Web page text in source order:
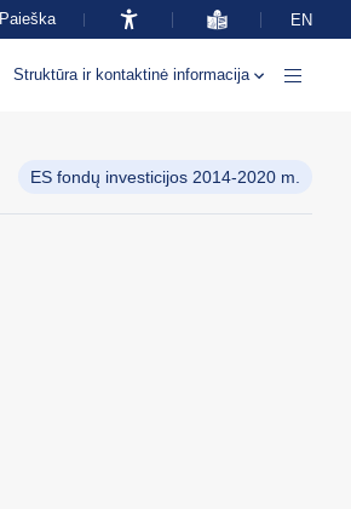
Paieška EN
Struktūra ir kontaktinė informacija
ES fondų investicijos 2014-2020 m.